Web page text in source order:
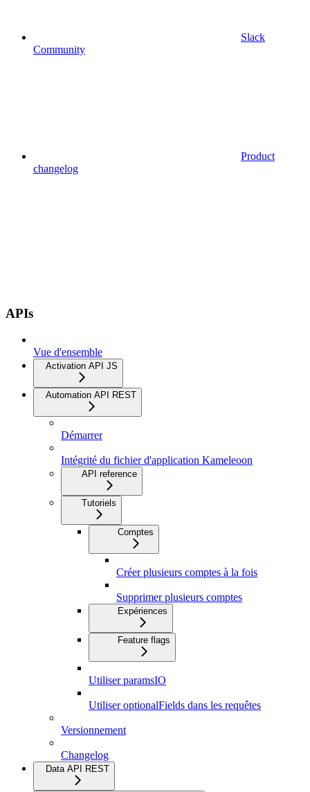
Slack
Community
Product
changelog
APIs
Vue d'ensemble
Activation API JS
Automation API REST
Démarrer
Intégrité du fichier d'application Kameleoon
API reference
Tutoriels
Comptes
Créer plusieurs comptes à la fois
Supprimer plusieurs comptes
Expériences
Feature flags
Utiliser paramsIO
Utiliser optionalFields dans les requêtes
Versionnement
Changelog
Data API REST